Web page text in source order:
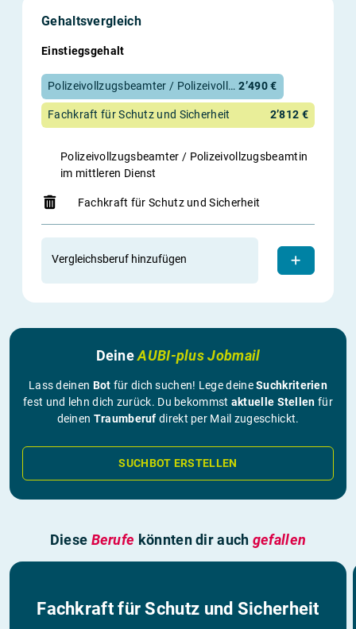
Gehaltsvergleich
Einstiegsgehalt
Polizeivollzugsbeamter / Polizeivollzugsbeamtin im mittleren Dienst 2’490 €
Fachkraft für Schutz und Sicherheit 2’812 €
Polizeivollzugsbeamter / Polizeivollzugsbeamtin
im mittleren Dienst
Fachkraft für Schutz und Sicherheit
Vergleichsberuf hinzufügen
DeineAUBI-plus Jobmail
Lass deinen Bot für dich suchen! Lege deineSuchkriterien
fest und lehn dich zurück. Du bekommst aktuelle Stellen für
deinen Traumberuf direkt per Mail zugeschickt.
SUCHBOT ERSTELLEN
Diese Berufe könnten dir auch gefallen
Fachkraft für Schutz und Sicherheit